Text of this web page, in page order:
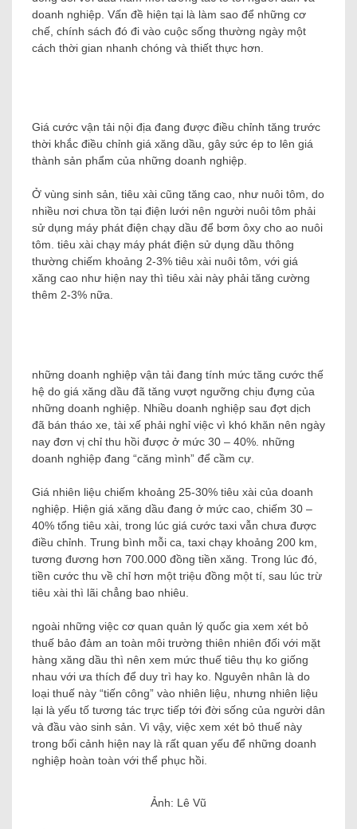
doanh nghiệp. Vấn đề hiện tại là làm sao để những cơ
chế, chính sách đó đi vào cuộc sống thường ngày một
cách thời gian nhanh chóng và thiết thực hơn.
Giá cước vận tải nội địa đang được điều chỉnh tăng trước
thời khắc điều chỉnh giá xăng dầu, gây sức ép to lên giá
thành sản phẩm của những doanh nghiệp.
Ở vùng sinh sản, tiêu xài cũng tăng cao, như nuôi tôm, do
nhiều nơi chưa tồn tại điện lưới nên người nuôi tôm phải
sử dụng máy phát điện chạy dầu để bơm ôxy cho ao nuôi
tôm. tiêu xài chạy máy phát điện sử dụng dầu thông
thường chiếm khoảng 2-3% tiêu xài nuôi tôm, với giá
xăng cao như hiện nay thì tiêu xài này phải tăng cường
thêm 2-3% nữa.
những doanh nghiệp vận tải đang tính mức tăng cước thế
hệ do giá xăng dầu đã tăng vượt ngưỡng chịu đựng của
những doanh nghiệp. Nhiều doanh nghiệp sau đợt dịch
đã bán tháo xe, tài xế phải nghỉ việc vì khó khăn nên ngày
nay đơn vị chỉ thu hồi được ở mức 30 – 40%. những
doanh nghiệp đang “căng mình” để cầm cự.
Giá nhiên liệu chiếm khoảng 25-30% tiêu xài của doanh
nghiệp. Hiện giá xăng dầu đang ở mức cao, chiếm 30 –
40% tổng tiêu xài, trong lúc giá cước taxi vẫn chưa được
điều chỉnh. Trung bình mỗi ca, taxi chạy khoảng 200 km,
tương đương hơn 700.000 đồng tiền xăng. Trong lúc đó,
tiền cước thu về chỉ hơn một triệu đồng một tí, sau lúc trừ
tiêu xài thì lãi chẳng bao nhiêu.
ngoài những việc cơ quan quản lý quốc gia xem xét bỏ
thuế bảo đảm an toàn môi trường thiên nhiên đối với mặt
hàng xăng dầu thì nên xem mức thuế tiêu thụ ko giống
nhau với ưa thích để duy trì hay ko. Nguyên nhân là do
loại thuế này “tiến công” vào nhiên liệu, nhưng nhiên liệu
lại là yếu tố tương tác trực tiếp tới đời sống của người dân
và đầu vào sinh sản. Vì vậy, việc xem xét bỏ thuế này
trong bối cảnh hiện nay là rất quan yếu để những doanh
nghiệp hoàn toàn với thể phục hồi.
Ảnh: Lê Vũ